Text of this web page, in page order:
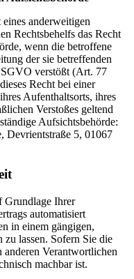
eines anderweitigen
Rechtsbehelfs das Recht
wenn die betroffene
der sie betreffenden
verstößt (Art. 77
Recht bei einer
Aufenthaltsorts, ihres
Verstoßes geltend
Aufsichtsbehörde:
Devrientstraße 5, 01067
Grundlage Ihrer
automatisiert
in einem gängigen,
zu lassen. Sofern Sie die
anderen Verantwortlichen
machbar ist.